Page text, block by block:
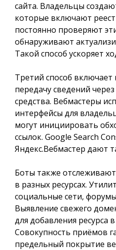
сайта. Владельцы
которые включают
постоянно проверяют
обнаруживают
Такой способ ускоряет
Третий способ
передачу сведений
средства. Вебмастеры
интерфейсы для
могут инициировать
ссылок. Google Search
Яндекс.Вебмастер дают
Боты также
в разных ресурсах.
социальные сети,
Выявление свежего
для добавления ресурса
Совокупность приёмов
предельный покрытие